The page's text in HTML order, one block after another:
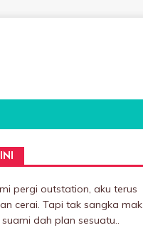
pergi outstation, aku terus
cerai. Tapi tak sangka mak
dah plan sesuatu..